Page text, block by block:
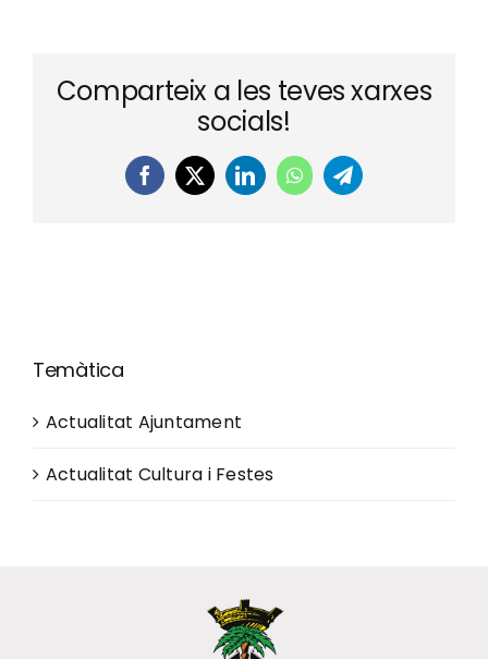
Comparteix a les teves xarxes
socials!
Facebook
X LinkedInWhatsAppTelegram
Temàtica
Actualitat Ajuntament
Actualitat Cultura i Festes